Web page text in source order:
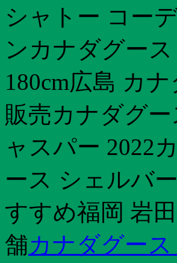
シャトー コー
ンカナダグー
180cm広島 カ
販売カナダグ
ャスパー 2022
ース シェルバ
すすめ福岡 岩
舗カナダグー